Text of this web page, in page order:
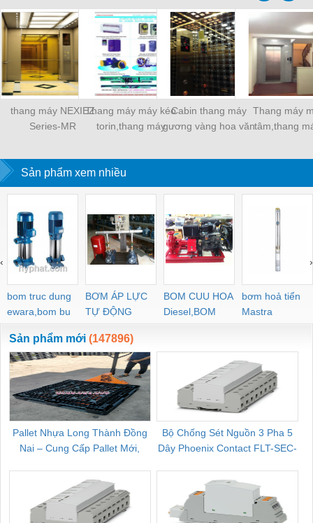
thang máy NEXIEZ
Series-MR
Thang máy máy kéo
torin,thang máy
Cabin thang máy
gương vàng hoa văn
Thang máy
tâm,thang
Sản phẩm xem nhiều
bom truc dung
ewara,bom bu
ewara
BƠM ÁP LỰC
TỰ ĐỘNG
BOM CUU HOA
Diesel,BOM
CHUA CHAY
bơm hoả tiển
Mastra
‹ ›
Sản phẩm mới (147896)
Pallet Nhựa Long Thành Đồng
Nai – Cung Cấp Pallet Mới,
Bộ Chống Sét Nguồn 3 Pha 5
Dây Phoenix Contact FLT-SEC-